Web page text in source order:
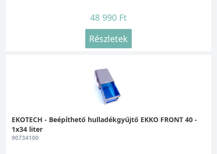
48 990 Ft
Részletek
EKOTECH - Beépíthető hulladékgyűjtő EKKO FRONT 40 -
1x34 liter
90734100